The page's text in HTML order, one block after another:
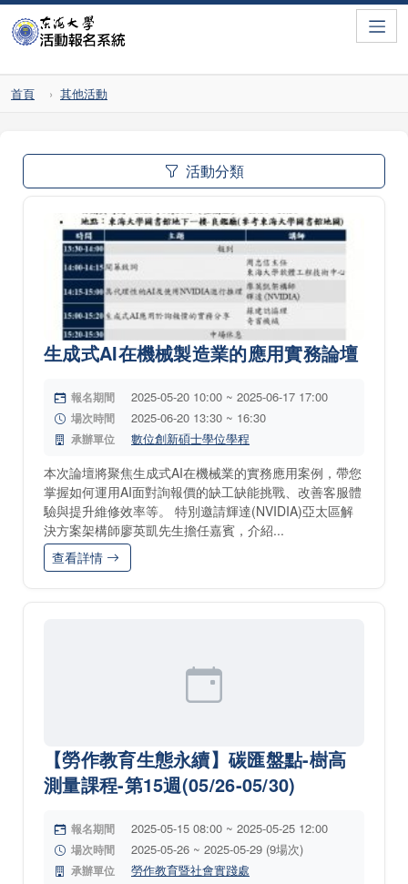
首頁 其他活動
活動分類
生成式AI在機械製造業的應用實務論壇
報名期間 2025-05-20 10:00 ~ 2025-06-17 17:00
場次時間 2025-06-20 13:30 ~ 16:30
承辦單位 數位創新碩士學位學程
本次論壇將聚焦生成式AI在機械業的實務應用案例，帶您
掌握如何運用AI面對詢報價的缺工缺能挑戰、改善客服體
驗與提升維修效率等。 特別邀請輝達(NVIDIA)亞太區解
決方案架構師廖英凱先生擔任嘉賓，介紹...
查看詳情
【勞作教育生態永續】碳匯盤點-樹高
測量課程-第15週(05/26-05/30)
報名期間 2025-05-15 08:00 ~ 2025-05-25 12:00
場次時間 2025-05-26 ~ 2025-05-29 (9場次)
承辦單位 勞作教育暨社會實踐處